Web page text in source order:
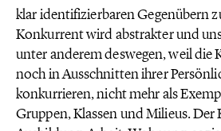
klar identifizierbaren Gegenübern
Konkurrent wird abstrakter und
unter anderem deswegen, weil die
noch in Ausschnitten ihrer
konkurrieren, nicht mehr als
Gruppen, Klassen und Milieus.